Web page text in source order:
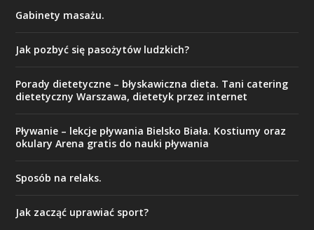
Gabinety masażu.
Jak pozbyć się pasożytów ludzkich?
Porady dietetyczne – błyskawiczna dieta. Tani catering
dietetyczny Warszawa, dietetyk przez internet
Pływanie – lekcje pływania Bielsko Biała. Kostiumy oraz
okulary Arena gratis do nauki pływania
Sposób na relaks.
Jak zacząć uprawiać sport?